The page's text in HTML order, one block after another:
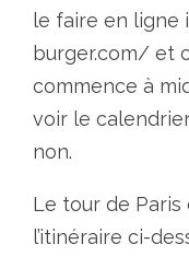
le faire en ligne
burger.com/ et
commence à
voir le
non.
Le tour de Paris
l’itinéraire ci-